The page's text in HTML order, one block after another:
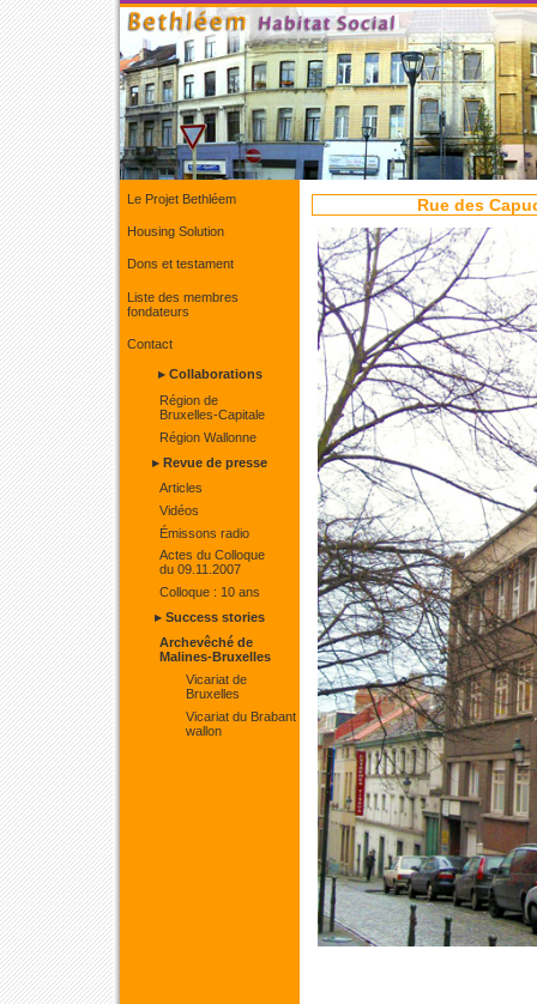
Le Projet Bethléem
Housing Solution
Dons et testament
Liste des membres
fondateurs
Contact
▸ Collaborations
Région de
Bruxelles-Capitale
Région Wallonne
▸ Revue de presse
Articles
Vidéos
Émissons radio
Actes du Colloque
du 09.11.2007
Colloque : 10 ans
▸ Success stories
Archevêché de
Malines-Bruxelles
Vicariat de
Bruxelles
Vicariat du Brabant
wallon
Rue des